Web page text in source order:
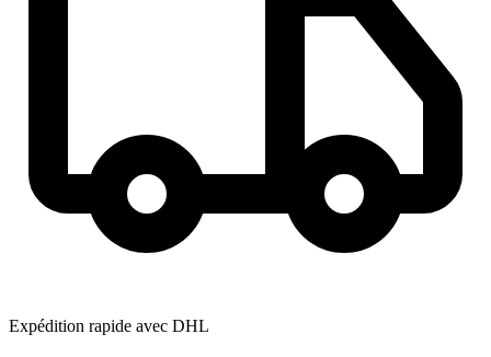
Expédition rapide avec DHL